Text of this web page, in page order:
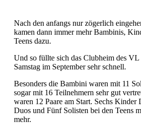
Nach den anfangs nur zögerlich
kamen dann immer mehr Bambinis,
Teens dazu.
Und so füllte sich das Clubheim des VL
Samstag im September sehr schnell.
Besonders die Bambini waren mit 11
sogar mit 16 Teilnehmern sehr gut
waren 12 Paare am Start. Sechs Kinder
Duos und Fünf Solisten bei den Teens
mehr.